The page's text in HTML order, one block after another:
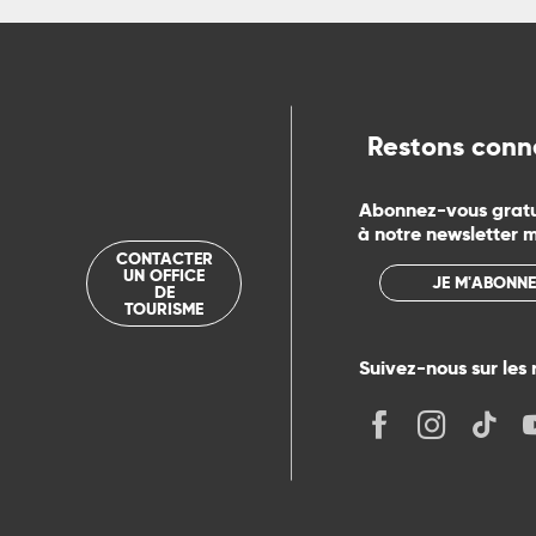
CONTACTER
UN OFFICE
DE
TOURISME
Restons
Abonnez-vous
à notre newsletter
JE M'ABONNE
Suivez-nous sur les